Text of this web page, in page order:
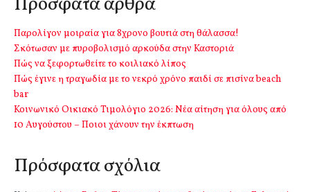
Παρολίγον μοιραία για 8χρονο βουτιά στη θάλασσα!
Σκότωσαν με πυροβολισμό αρκούδα στην Καστοριά
Πώς να ξεφορτωθείτε το κοιλιακό λίπος
Πώς έγινε η τραγωδία με το νεκρό χρόνο παιδί σε πισίνα beach
bar
Κοινωνικό Οικιακό Τιμολόγιο 2026: Νέα αίτηση για όλους από
10 Αυγούστου – Ποιοι χάνουν την έκπτωση
Πρόσφατα σχόλια